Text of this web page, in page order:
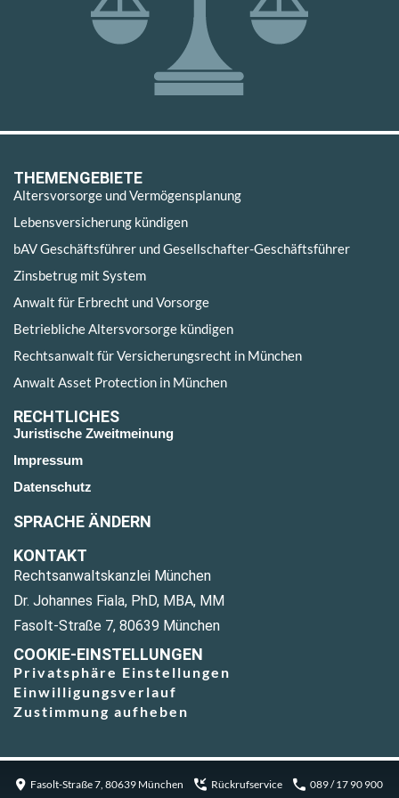
THEMENGEBIETE
Altersvorsorge und Vermögensplanung
Lebensversicherung kündigen
bAV Geschäftsführer und Gesellschafter-Geschäftsführer
Zinsbetrug mit System
Anwalt für Erbrecht und Vorsorge
Betriebliche Altersvorsorge kündigen
Rechtsanwalt für Versicherungsrecht in München
Anwalt Asset Protection in München
RECHTLICHES
Juristische Zweitmeinung
Impressum
Datenschutz
SPRACHE ÄNDERN
KONTAKT
Rechtsanwaltskanzlei München
Dr. Johannes Fiala, PhD, MBA, MM
Fasolt-Straße 7, 80639 München
COOKIE-EINSTELLUNGEN
Privatsphäre Einstellungen
Einwilligungsverlauf
Zustimmung aufheben
Fasolt-Straße 7, 80639 München Rückrufservice 089 / 17 90 900